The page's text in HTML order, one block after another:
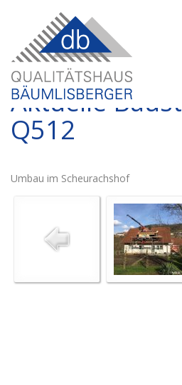
Aktuelle
Q512
Umbau im Scheurachshof